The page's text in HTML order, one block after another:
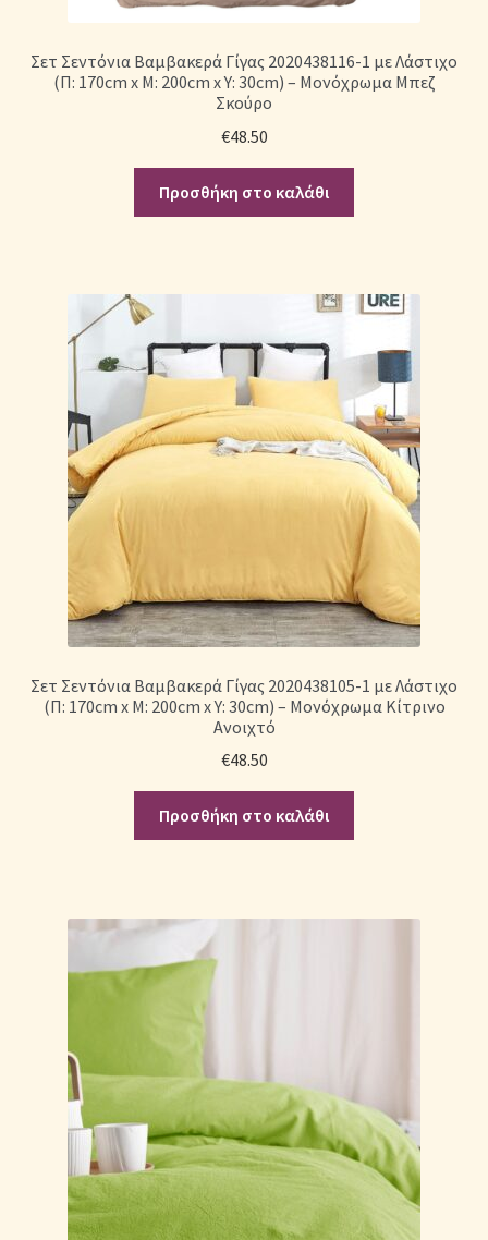
Σετ Σεντόνια Βαμβακερά Γίγας 2020438116-1 με Λάστιχο
(Π: 170cm x Μ: 200cm x Υ: 30cm) – Μονόχρωμα Μπεζ
Σκούρο
€48.50
Προσθήκη στο καλάθι
Σετ Σεντόνια Βαμβακερά Γίγας 2020438105-1 με Λάστιχο
(Π: 170cm x Μ: 200cm x Υ: 30cm) – Μονόχρωμα Κίτρινο
Ανοιχτό
€48.50
Προσθήκη στο καλάθι